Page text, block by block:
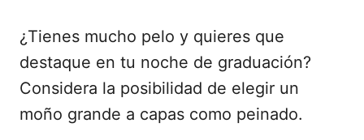
¿Tienes mucho pelo y quieres que
destaque en tu noche de graduación?
Considera la posibilidad de elegir un
moño grande a capas como peinado.